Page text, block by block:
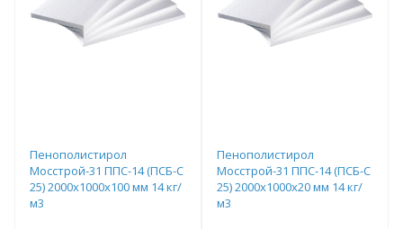
Пенополистирол
Мосстрой-31 ППС-14 (ПСБ-С
25) 2000х1000х100 мм 14 кг/
м3
Пенополистирол
Мосстрой-31 ППС-14 (ПСБ-С
25) 2000х1000х20 мм 14 кг/
м3